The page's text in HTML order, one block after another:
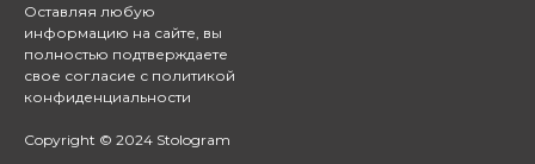
Оставляя любую
информацию на сайте, вы
полностью подтверждаете
свое согласие с политикой
конфиденциальности
Copyright © 2024 Stologram